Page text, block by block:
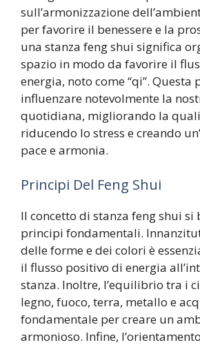
sull’armonizzazione
per favorire il benessere e la
una stanza feng shui significa
spazio in modo da favorire il
energia, noto come “qi”. Questa
influenzare notevolmente la
quotidiana, migliorando la
riducendo lo stress e creando
pace e armonia.
Principi Del Feng Shui
Il concetto di stanza feng shui si
principi fondamentali.
delle forme e dei colori è
il flusso positivo di energia
stanza. Inoltre, l’equilibrio tra i
legno, fuoco, terra, metallo e
fondamentale per creare un
armonioso. Infine,